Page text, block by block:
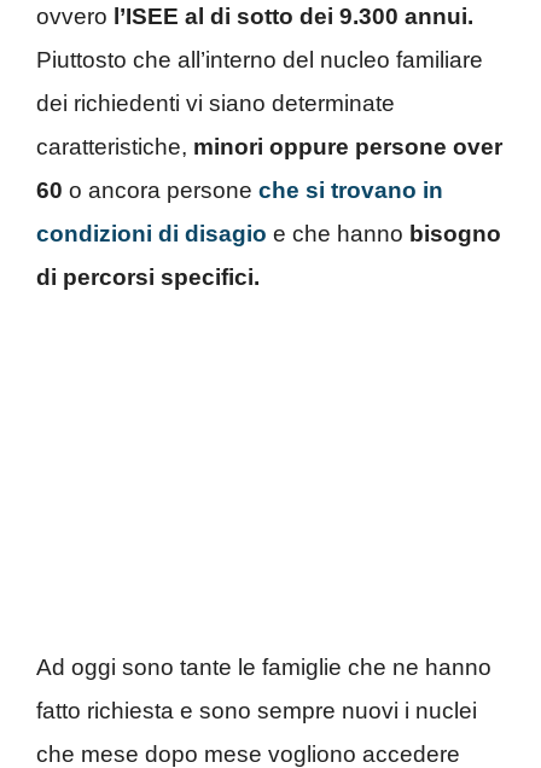
ovvero l’ISEE al di sotto dei 9.300 annui.
Piuttosto che all’interno del nucleo familiare
dei richiedenti vi siano determinate
caratteristiche, minori oppure persone over
60 o ancora persone che si trovano in
condizioni di disagio e che hanno bisogno
di percorsi specifici.
Ad oggi sono tante le famiglie che ne hanno
fatto richiesta e sono sempre nuovi i nuclei
che mese dopo mese vogliono accedere